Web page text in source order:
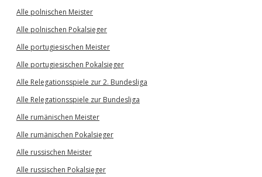
Alle polnischen Meister
Alle polnischen Pokalsieger
Alle portugiesischen Meister
Alle portugiesischen Pokalsieger
Alle Relegationsspiele zur 2. Bundesliga
Alle Relegationsspiele zur Bundesliga
Alle rumänischen Meister
Alle rumänischen Pokalsieger
Alle russischen Meister
Alle russischen Pokalsieger